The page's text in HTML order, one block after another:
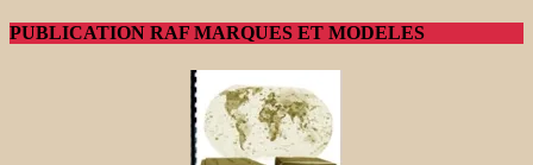
PUBLICATION RAF MARQUES ET MODELES